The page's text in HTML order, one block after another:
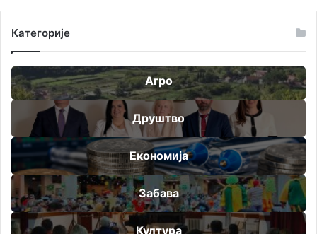
Категорије
Агро
Друштво
Економија
Забава
Култура